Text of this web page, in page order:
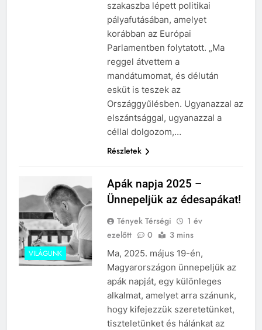
a Tisza Világ
applikáció
botránya
10 Hónap Ezelőtt
Dobrev programot
hirdet, a Tisza a Dunán
hajókázik
10 Hónap Ezelőtt
szakaszba lépett politikai
pályafutásában, amelyet
korábban az Európai
Parlamentben folytatott. „Ma
reggel átvettem a
mandátumomat, és délután
esküt is teszek az
Országgyűlésben. Ugyanazzal az
elszántsággal, ugyanazzal a
céllal dolgozom,…
Részletek
VILÁGUNK
Apák napja 2025 –
Ünnepeljük az édesapákat!
Tények Térségi
1 év
ezelőtt
0 3 mins
Ma, 2025. május 19-én,
Magyarországon ünnepeljük az
apák napját, egy különleges
alkalmat, amelyet arra szánunk,
hogy kifejezzük szeretetünket,
tiszteletünket és hálánkat az